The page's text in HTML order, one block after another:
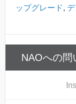
ップグレード,
NAOへの問